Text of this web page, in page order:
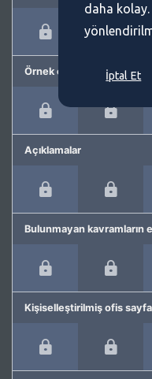
Örnek cümleler
Açıklamalar
Bulunmayan kavramların
Kişiselleştirilmiş ofis
daha
İptal Et